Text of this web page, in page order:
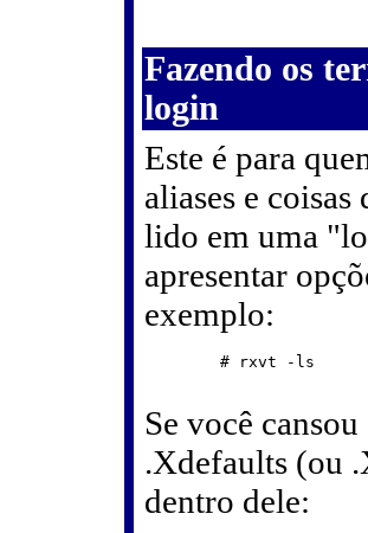
Fazendo os
login
Este é para
aliases e
lido em uma
apresentar
exemplo:
Se você
.Xdefaults (ou
dentro dele: